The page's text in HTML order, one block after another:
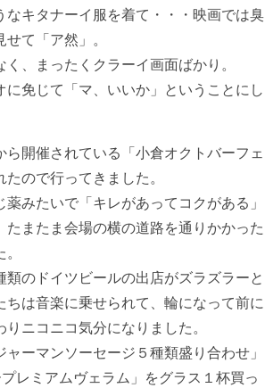
キタナーイ服を着て・・・映画では臭
て「ア然」。
、まったくクラーイ画面ばかり。
免じて「マ、いいか」ということにし
開催されている「小倉オクトバーフェ
ので行ってきました。
みたいで「キレがあってコクがある」
またま会場の横の道路を通りかかった
のドイツビールの出店がズラズラーと
は音楽に乗せられて、輪になって前に
ニコニコ気分になりました。
ーマンソーセージ５種類盛り合わせ」
レミアムヴェラム」をグラス１杯買っ